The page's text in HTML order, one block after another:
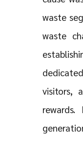
waste
waste
visitors,